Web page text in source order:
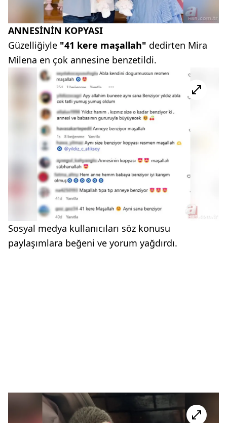
ANNESİNİN KOPYASI
Güzelliğiyle "41 kere maşallah" dedirten Mira
Milena en çok annesine benzetildi.
Sosyal medya kullanıcıları söz konusu
paylaşımlara beğeni ve yorum yağdırdı.